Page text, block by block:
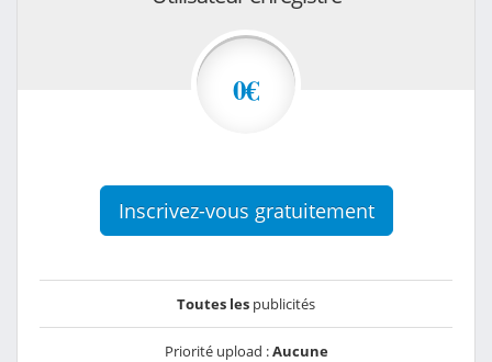
0€
Inscrivez-vous gratuitement
Toutes les publicités
Priorité upload :Aucune